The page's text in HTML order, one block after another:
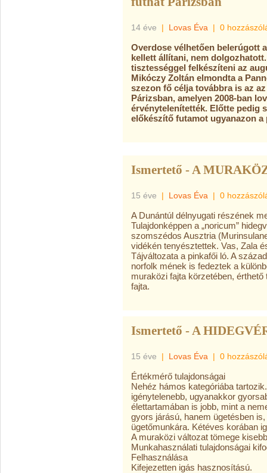
14 éve | Lovas Éva | 0
Overdose vélhetően belerúgott
kellett állítani, nem
tisztességgel felkészíteni az
Mikóczy Zoltán elmondta a
szezon fő célja továbbra is az
Párizsban, amelyen 2008-ban
érvénytelenítették. Előtte pedig
előkészítő futamot ugyanazon a
Ismertető - A
15 éve | Lovas Éva | 0
A Dunántúl délnyugati részének
Tulajdonképpen a „noricum”
szomszédos Ausztria
vidékén tenyésztettek. Vas, Zala
Tájváltozata a pinkafői ló. A
norfolk mének is fedeztek a
muraközi fajta körzetében,
fajta.
Ismertető - A
15 éve | Lovas Éva | 0
Értékmérő tulajdonságai
Nehéz hámos kategóriába
igénytelenebb, ugyanakkor
élettartamában is jobb, mint a
gyors járású, hanem ügetésben
ügetőmunkára. Kétéves korában
A muraközi változat tömege
Munkahasználati tulajdonságai
Felhasználása
Kifejezetten igás hasznosítású.